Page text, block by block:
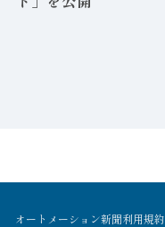
オートメーション新聞利用規約